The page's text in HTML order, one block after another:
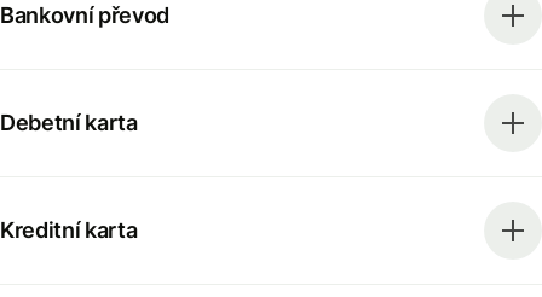
Bankovní převod
Debetní karta
Kreditní karta